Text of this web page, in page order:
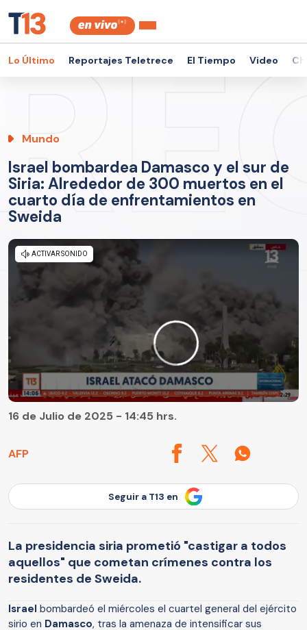
Lo Último Reportajes Teletrece El Tiempo Video
Mundo
Israel bombardea Damasco y el sur de
Siria: Alrededor de 300 muertos en el
cuarto día de enfrentamientos en
Sweida
AFP
16 de Julio de 2025 - 14:45 hrs.
Seguir a T13 en
La presidencia siria prometió "castigar a todos
aquellos" que cometan crímenes contra los
residentes de Sweida.
Israel bombardeó el miércoles el cuartel general del ejército
sirio en Damasco, tras la amenaza de intensificar sus